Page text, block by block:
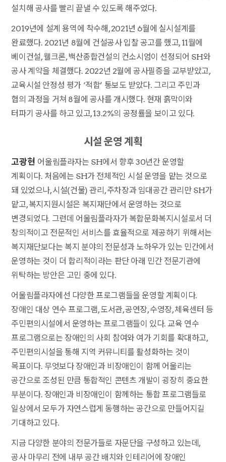
설치해 공사를 빨리 끝낼 수 있도록 해주었다.
2019년에 설계 용역에 착수해, 2021년 6월에 실시설계를
완료했다. 2021년 8월에 건설공사 입찰 공고를 했고, 11월에
베이건설, 웰크론, 백산종합건설의 컨소시엄이 선정되어 SH와
공사 계약을 체결했다. 2022년 2월에 공사필증을 교부받았고,
교육시설 안정성 평가 ‘적합’ 통보도 받았다. 그리고 주민과
협의 과정을 거쳐 8월에 공사를 개시했다. 현재 흙막이와
터파기 공사를 하고 있고, 13.2%의 공정률을 보이고 있다.
시설 운영 계획
고광현 어울림플라자는 SH에서 향후 30년간 운영할
계획이다. 처음에는 SH가 전체적인 시설 운영을 맡는 것으로
돼 있었으나, 시설(건물) 관리, 주차장과 임대공간 관리만 SH가
맡고, 복지지원시설은 복지재단에서 운영하는 것으로
변경되었다. 그런데 어울림플라자가 복합문화복지시설로서 더
창의적이고 전문적인 서비스를 효율적으로 제공하기 위해서는
복지재단보다는 복지 분야의 전문성과 노하우가 있는 민간에서
운영하는 것이 더 합리적이라는 판단 아래 민간 전문기관에
위탁하는 방안은 고민 중에 있다.
어울림플라자에선 다양한 프로그램들을 운영할 계획이다.
장애인 대상 연수 프로그램, 도서관, 공연장, 수영장, 체육센터 등
주민편의시설에서 운영하는 프로그램들이 있다. 교육 연수
프로그램으로는 장애인의 사회 참여와 여가 기회를 확대하고,
주민편의시설을 통해 지역 커뮤니티를 활성화하는 것이
목표이다. 무엇보다 장애인과 비장애인이 함께 어울리는
공간으로 조성된 만큼 통합적인 콘텐츠 개발이 굉장히 중요한
부분이다. 장애인과 비장애인이 함께하는 통합 프로그램들로
일상에서 모두가 자연스럽게 동행하는 공간으로 만들어지길
기대하고 있다.
지금 다양한 분야의 전문가들로 자문단을 구성하고 있는데,
공사 마무리 전에 내부 공간 배치와 인테리어에 장애인